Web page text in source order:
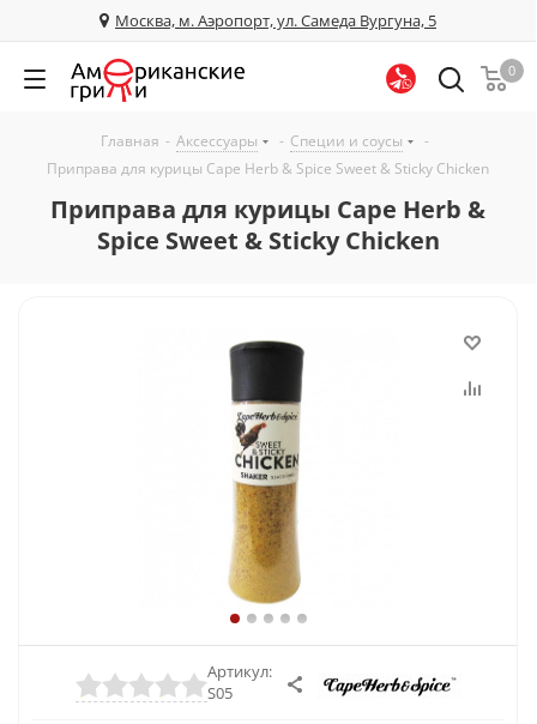
Москва, м. Аэропорт, ул. Самеда Вургуна, 5
0
Главная - Аксессуары - Специи и соусы
-
Приправа для курицы Cape Herb & Spice Sweet & Sticky Chicken
Приправа для курицы Cape Herb &
Spice Sweet & Sticky Chicken
Артикул:
S05